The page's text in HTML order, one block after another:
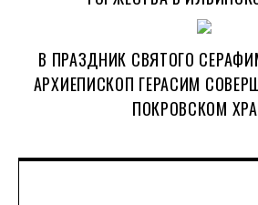
В ПРАЗДНИК СВЯТОГО
АРХИЕПИСКОП ГЕРАСИМ
ПОКРОВСКОМ